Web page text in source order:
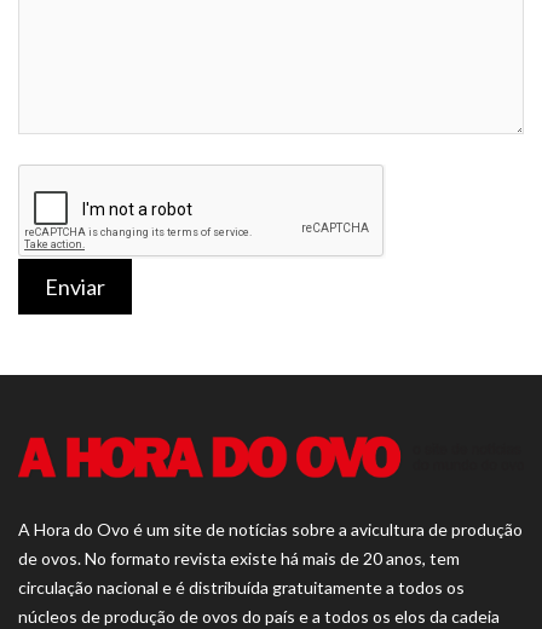
Enviar
A Hora do Ovo é um site de notícias sobre a avicultura de produção
de ovos. No formato revista existe há mais de 20 anos, tem
circulação nacional e é distribuída gratuitamente a todos os
núcleos de produção de ovos do país e a todos os elos da cadeia